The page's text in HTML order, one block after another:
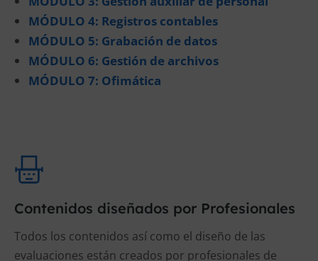
MÓDULO 4: Registros contables
MÓDULO 5: Grabación de datos
MÓDULO 6: Gestión de archivos
MÓDULO 7: Ofimática
Contenidos diseñados por Profesionales
Todos los contenidos así como el diseño de las
evaluaciones están creados por profesionales de